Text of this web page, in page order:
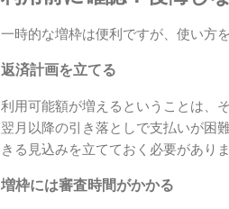
一時的な増枠は便利ですが、使い方
返済計画を立てる
利用可能額が増えるということは、
翌月以降の引き落としで支払いが困
きる見込みを立てておく必要がありま
増枠には審査時間がかかる